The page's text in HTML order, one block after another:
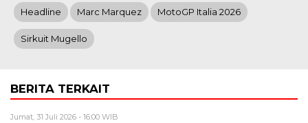
Headline Marc Marquez MotoGP Italia 2026
Sirkuit Mugello
BERITA TERKAIT
Jumat, 31 Juli 2026 - 16:00 WIB